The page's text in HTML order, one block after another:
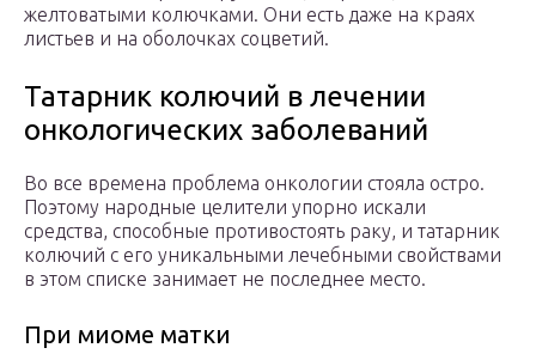
желтоватыми колючками. Они есть даже на краях
листьев и на оболочках соцветий.
Татарник колючий в лечении
онкологических заболеваний
Во все времена проблема онкологии стояла остро.
Поэтому народные целители упорно искали
средства, способные противостоять раку, и татарник
колючий с его уникальными лечебными свойствами
в этом списке занимает не последнее место.
При миоме матки